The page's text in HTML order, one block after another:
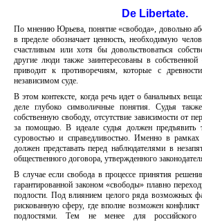
De Libertate.
По мнению Юрьева, понятие «свобода», довольно
в пределе обозначает ценность, необходимую
счастливым или хотя бы довольствоваться
другие люди также заинтересованы в
приводит к противоречиям, которые с
независимом суде.
В этом контексте, когда речь идет о банальных
деле глубоко символичные понятия. Судья
собственную свободу, отсутствие зависимости от
за помощью. В идеале судья должен предъявить
суровостью и справедливостью. Именно в рамках
должен представать перед наблюдателями в
общественного договора, утвержденного
В случае если свобода в процессе принятия
гарантированной законом «свободы» плавно
подлости. Под влиянием целого ряда возможных
рискованную сферу, где вполне возможен
подлостями. Тем не менее для